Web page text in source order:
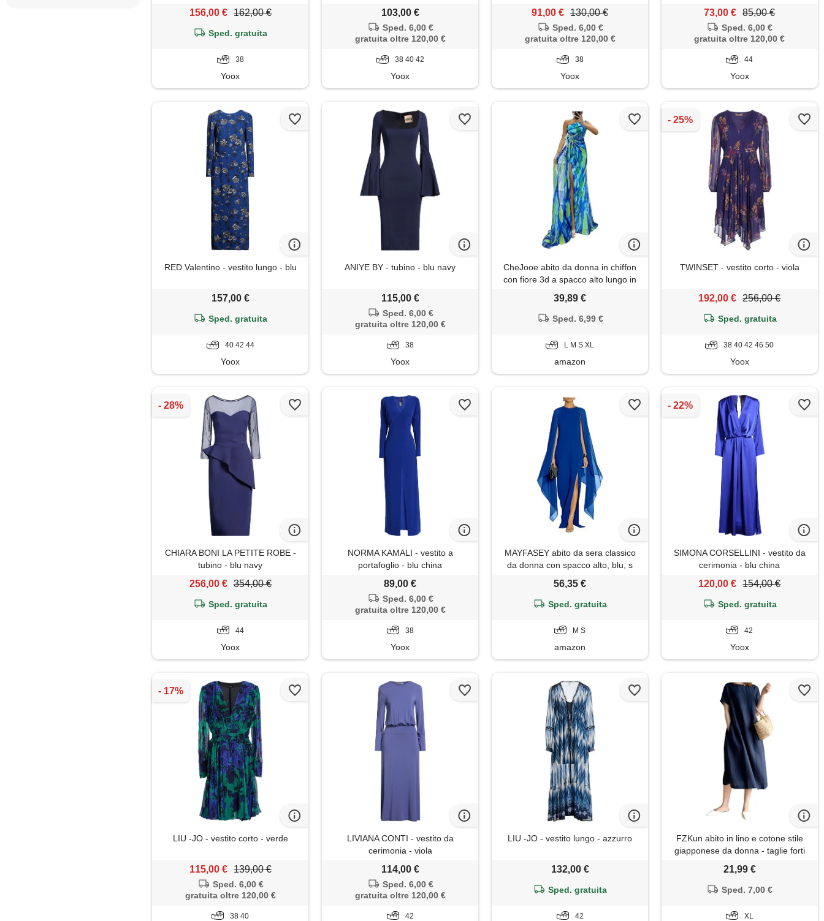
156,00 € 162,00 €
Sped. gratuita
38
Yoox
103,00 €
Sped. 6,00 €
gratuita oltre 120,00 €
38 40 42
Yoox
91,00 € 130,00 €
Sped. 6,00 €
gratuita oltre 120,00 €
38
Yoox
73,00 € 85,00 €
Sped. 6,00 €
gratuita oltre 120,00 €
44
Yoox
RED Valentino - vestito lungo - blu
157,00 €
Sped. gratuita
40 42 44
Yoox
ANIYE BY - tubino - blu navy
115,00 €
Sped. 6,00 €
gratuita oltre 120,00 €
38
Yoox
CheJooe abito da donna in chiffon
con fiore 3d a spacco alto lungo in
tulle, abito da ballo formale, abito
da sera con una spalla e stampa
floreale per damigella d'onore, abito
39,89 €
Sped. 6,99 €
L M S XL
amazon
TWINSET - vestito corto - viola
192,00 € 256,00 €
Sped. gratuita
38 40 42 46 50
Yoox
CHIARA BONI LA PETITE ROBE -
tubino - blu navy
256,00 € 354,00 €
Sped. gratuita
44
Yoox
NORMA KAMALI - vestito a
portafoglio - blu china
89,00 €
Sped. 6,00 €
gratuita oltre 120,00 €
38
Yoox
MAYFASEY abito da sera classico
da donna con spacco alto, blu, s
56,35 €
Sped. gratuita
M S
amazon
SIMONA CORSELLINI - vestito da
cerimonia - blu china
120,00 € 154,00 €
Sped. gratuita
42
Yoox
LIU -JO - vestito corto - verde
115,00 € 139,00 €
Sped. 6,00 €
gratuita oltre 120,00 €
38 40
LIVIANA CONTI - vestito da
cerimonia - viola
114,00 €
Sped. 6,00 €
gratuita oltre 120,00 €
42
LIU -JO - vestito lungo - azzurro
132,00 €
Sped. gratuita
42
FZKun abito in lino e cotone stile
giapponese da donna - taglie forti
lunghe abito estivo casual con
tasche vestibilità ampia vestiti midi
21,99 €
Sped. 7,00 €
XL